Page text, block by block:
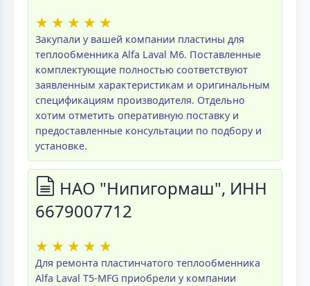
★ ★ ★ ★ ★
Закупали у вашей компании пластины для
теплообменника Alfa Laval M6. Поставленные
комплектующие полностью соответствуют
заявленным характеристикам и оригинальным
спецификациям производителя. Отдельно
хотим отметить оперативную поставку и
предоставленные консультации по подбору и
установке.
НАО "Нипигормаш", ИНН
6679007712
★ ★ ★ ★ ★
Для ремонта пластинчатого теплообменника
Alfa Laval T5-MFG приобрели у компании